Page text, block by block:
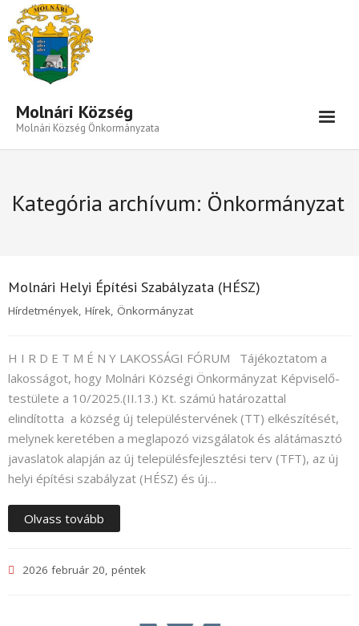
Molnári Község
Molnári Község Önkormányzata
Település
Beruházás- Pályázat
Nyelv:
Kategória archívum: Önkormányzat
Molnári Helyi Építési Szabályzata (HÉSZ)
Hírdetmények, Hírek, Önkormányzat
H I R D E T M É N Y LAKOSSÁGI FÓRUM Tájékoztatom a
lakosságot, hogy Molnári Községi Önkormányzat Képviselő-
testülete a 10/2025.(II.13.) Kt. számú határozattal
elindította a község új településtervének (TT) elkészítését,
melynek keretében a meglapozó vizsgálatok és alátámasztó
javaslatok alapján az új településfejlesztési terv (TFT), az új
helyi építési szabályzat (HÉSZ) és új…
Olvass tovább
2026 február 20, péntek